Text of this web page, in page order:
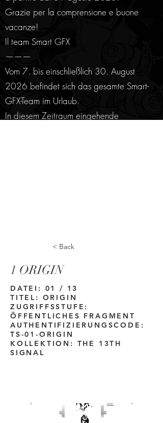
Grazie per la comprensione e buone
vacanze!
Il team Smart GFX
———
Vom 7. bis einschließlich 30. August
2026 befindet sich das gesamte Smart-
GFX-Team im Urlaub.
In diesem Zeitraum eingehende
< Back
1 ORIGIN
DATEI: 01 / 13
TITEL: ORIGIN
ZUGRIFFSSTUFE:
ÖFFENTLICHES FRAGMENT
AUTHENTIFIZIERUNGSCODE:
TS-01-ORIGIN
KOLLEKTION: THE 13TH
SIGNAL